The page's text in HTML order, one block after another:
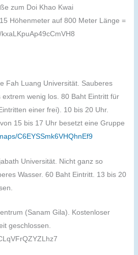
zum Doi Khao Kwai
Höhenmeter auf 800 Meter Länge =
Fah Luang Universität. Sauberes
wenig los. 80 Baht Eintritt für
einer frei). 10 bis 20 Uhr.
15 bis 17 Uhr besetzt eine Gruppe
C6EYSSmk6VHQhnEf9
Universität. Nicht ganz so
Wasser. 60 Baht Eintritt. 13 bis 20
(Sanam Gila). Kostenloser
geschlossen.